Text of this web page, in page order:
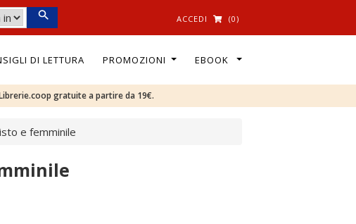
ACCEDI (0)
DI LETTURA PROMOZIONI EBOOK
gratuite a partire da 19€.
e femminile